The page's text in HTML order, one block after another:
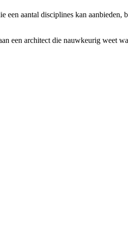
aantal disciplines kan aanbieden,
een architect die nauwkeurig weet